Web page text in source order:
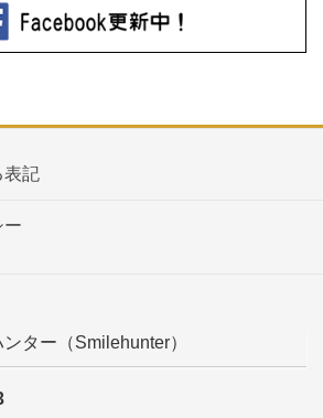
表記
ー
ター（Smilehunter）